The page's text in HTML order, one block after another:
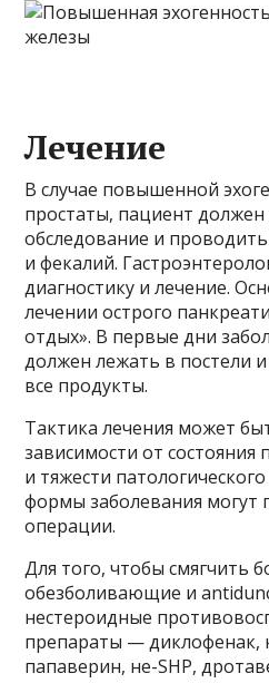
Лечение
В случае повышенной
простаты, пациент
обследование и
и фекалий.
диагностику и лечение.
лечении острого
отдых». В первые дни
должен лежать в постели
все продукты.
Тактика лечения может
зависимости от
и тяжести
формы заболевания могут
операции.
Для того, чтобы смягчить
обезболивающие и
нестероидные
препараты — диклофенак,
папаверин, не-SHP,